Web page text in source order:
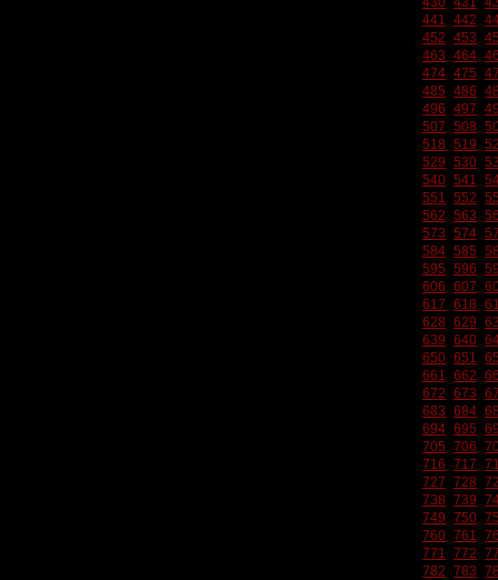
441 442
452 453
463 464
474 475
485 486
496 497
507 508
518 519
529 530
540 541
551 552
562 563
573 574
584 585
595 596
606 607
617 618
628 629
639 640
650 651
661 662
672 673
683 684
694 695
705 706
716 717
727 728
738 739
749 750
760 761
771 772
782 783